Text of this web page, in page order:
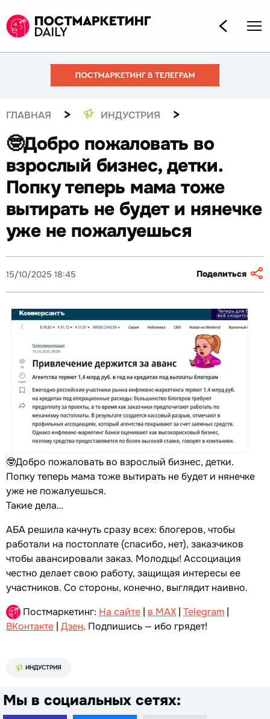
ГЛАВНАЯ > ИНДУСТРИЯ >
🤓Добро пожаловать во
взрослый бизнес, детки.
Попку теперь мама тоже
вытирать не будет и нянечке
уже не пожалуешься
15/10/2025 18:45 Поделиться
🤓Добро пожаловать во взрослый бизнес, детки.
Попку теперь мама тоже вытирать не будет и нянечке
уже не пожалуешься.
Такие дела…
АБА решила качнуть сразу всех: блогеров, чтобы
работали на постоплате (спасибо, нет), заказчиков
чтобы авансировали заказ. Молодцы! Ассоциация
честно делает свою работу, защищая интересы ее
участников. Со стороны, конечно, выглядит наивно.
Постмаркетинг: На сайте | в MAX | Telegram |
ВКонтакте | Дзен. Подпишись — ибо грядет!
ИНДУСТРИЯ
Мы в социальных сетях: